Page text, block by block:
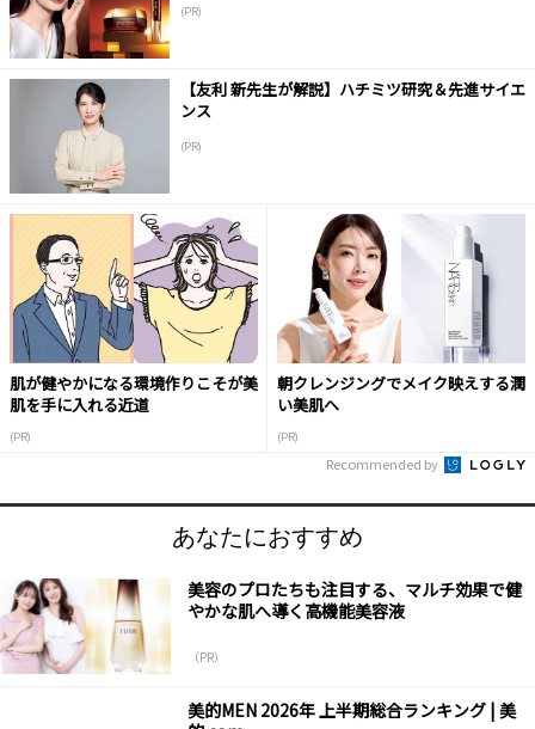
(PR)
【友利 新先生が解説】ハチミツ研究＆先進サイエ
ンス
(PR)
肌が健やかになる環境作りこそが美
肌を手に入れる近道
(PR)
朝クレンジングでメイク映えする潤
い美肌へ
(PR)
Recommended by
あなたにおすすめ
美容のプロたちも注目する、マルチ効果で健
やかな肌へ導く高機能美容液
（PR）
美的MEN 2026年 上半期総合ランキング | 美